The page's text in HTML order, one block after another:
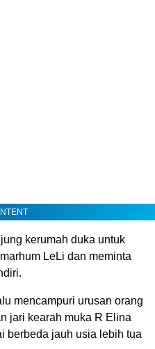
kerumah duka untuk
LeLi dan meminta
mencampuri urusan orang
jari kearah muka R Elina
berbeda jauh usia lebih tua